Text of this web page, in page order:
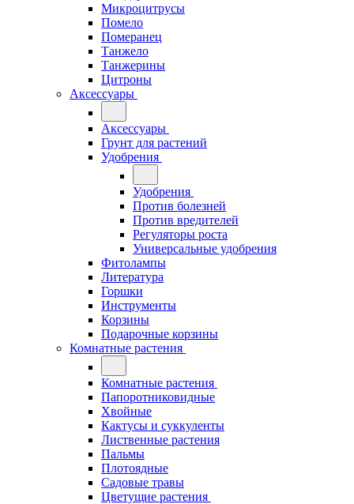
Микроцитрусы
Помело
Померанец
Танжело
Танжерины
Цитроны
Аксессуары
Аксессуары
Грунт для растений
Удобрения
Удобрения
Против болезней
Против вредителей
Регуляторы роста
Универсальные удобрения
Фитолампы
Литература
Горшки
Инструменты
Корзины
Подарочные корзины
Комнатные растения
Комнатные растения
Папоротниковидные
Хвойные
Кактусы и суккуленты
Лиственные растения
Пальмы
Плотоядные
Садовые травы
Цветущие растения